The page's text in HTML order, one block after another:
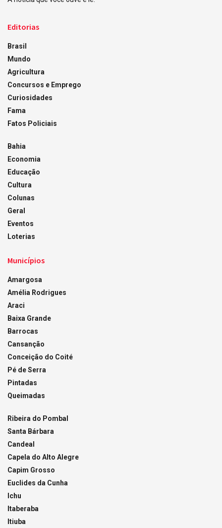
Editorias
Brasil
Mundo
Agricultura
Concursos e Emprego
Curiosidades
Fama
Fatos Policiais
Bahia
Economia
Educação
Cultura
Colunas
Geral
Eventos
Loterias
Municípios
Amargosa
Amélia Rodrigues
Araci
Baixa Grande
Barrocas
Cansanção
Conceição do Coité
Pé de Serra
Pintadas
Queimadas
Ribeira do Pombal
Santa Bárbara
Candeal
Capela do Alto Alegre
Capim Grosso
Euclides da Cunha
Ichu
Itaberaba
Itiuba